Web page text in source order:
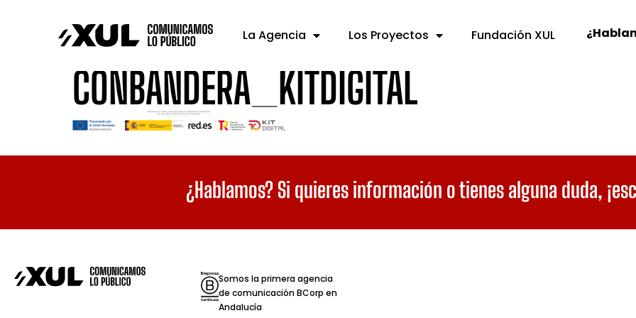
La Agencia Los Proyectos Fundación XUL
CONBANDERA_KITDIGITAL
¿Hablamos? Si quieres información o tienes alguna duda,
Somos la primera agencia
de comunicación BCorp en
Andalucía